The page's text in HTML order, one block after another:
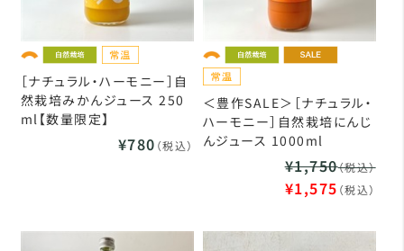
［ナチュラル・ハーモニー］自
然栽培みかんジュース 250
ml【数量限定】
¥780 （税込）
＜豊作SALE＞［ナチュラル・
ハーモニー］自然栽培にんじ
んジュース 1000ml
¥1,750（税込）
¥1,575 （税込）